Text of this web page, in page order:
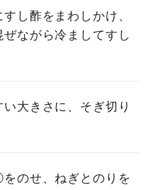
し酢をまわしかけ、
ながら冷ましてすし
大きさに、そぎ切り
のせ、ねぎとのりを